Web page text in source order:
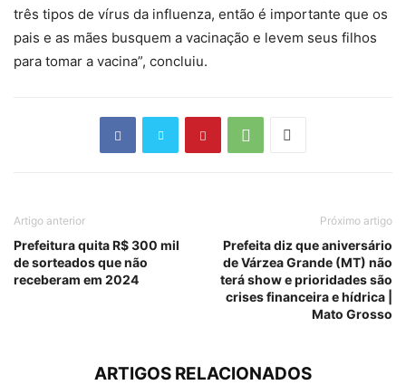
três tipos de vírus da influenza, então é importante que os
pais e as mães busquem a vacinação e levem seus filhos
para tomar a vacina”, concluiu.
Artigo anterior
Prefeitura quita R$ 300 mil
de sorteados que não
receberam em 2024
Próximo artigo
Prefeita diz que aniversário
de Várzea Grande (MT) não
terá show e prioridades são
crises financeira e hídrica |
Mato Grosso
ARTIGOS RELACIONADOS